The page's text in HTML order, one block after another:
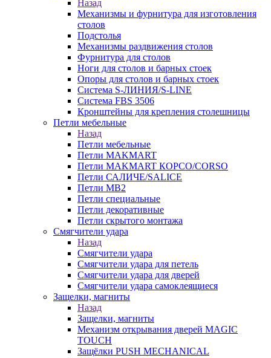
Назад
Механизмы и фурнитура для изготовления
столов
Подстолья
Механизмы раздвижения столов
Фурнитура для столов
Ноги для столов и барных стоек
Опоры для столов и барных стоек
Система S-ЛИНИЯ/S-LINE
Система FBS 3506
Кронштейны для крепления столешницы
Петли мебельные
Назад
Петли мебельные
Петли MAKMART
Петли MAKMART КОРСО/CORSO
Петли САЛИЧЕ/SALICE
Петли MB2
Петли специальные
Петли декоративные
Петли скрытого монтажа
Смягчители удара
Назад
Смягчители удара
Смягчители удара для петель
Смягчители удара для дверей
Cмягчители удара самоклеящиеся
Защелки, магниты
Назад
Защелки, магниты
Механизм открывания дверей MAGIC
TOUCH
Защёлки PUSH MECHANICAL